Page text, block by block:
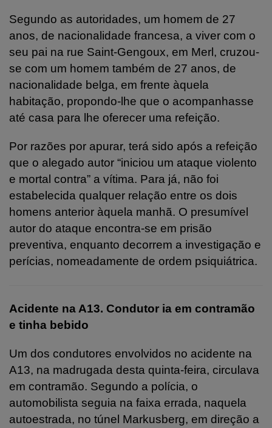
Segundo as autoridades, um homem de 27
anos, de nacionalidade francesa, a viver com o
seu pai na rue Saint-Gengoux, em Merl, cruzou-
se com um homem também de 27 anos, de
nacionalidade belga, em frente àquela
habitação, propondo-lhe que o acompanhasse
até casa para lhe oferecer uma refeição.
Por razões por apurar, terá sido após a refeição
que o alegado autor “iniciou um ataque violento
e mortal contra” a vítima. Para já, não foi
estabelecida qualquer relação entre os dois
homens anterior àquela manhã. O presumível
autor do ataque encontra-se em prisão
preventiva, enquanto decorrem a investigação e
perícias, nomeadamente de ordem psiquiátrica.
Acidente na A13. Condutor ia em contramão
e tinha bebido
Um dos condutores envolvidos no acidente na
A13, na madrugada desta quinta-feira, circulava
em contramão. Segundo a polícia, o
automobilista seguia na faixa errada, naquela
autoestrada, no túnel Markusberg, em direção a